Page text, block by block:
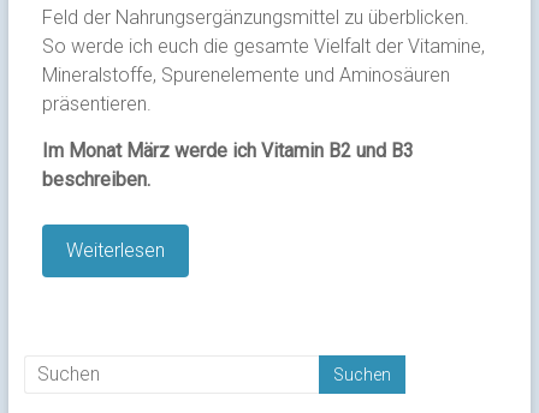
Feld der Nahrungsergänzungsmittel zu überblicken.
So werde ich euch die gesamte Vielfalt der Vitamine,
Mineralstoffe, Spurenelemente und Aminosäuren
präsentieren.
Im Monat März werde ich Vitamin B2 und B3
beschreiben.
Weiterlesen